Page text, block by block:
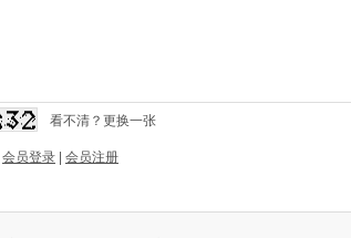
看不清？更换一张
会员登录 会员注册